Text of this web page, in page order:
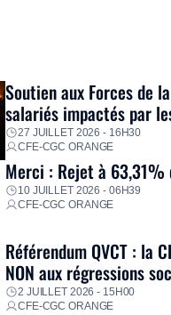
Soutien aux Forces de
salariés impactés par
27 JUILLET 2026 - 16H30
CFE-CGC ORANGE
Merci : Rejet à 63,31%
10 JUILLET 2026 - 06H39
CFE-CGC ORANGE
Référendum QVCT : la
NON aux régressions
2 JUILLET 2026 - 15H00
CFE-CGC ORANGE